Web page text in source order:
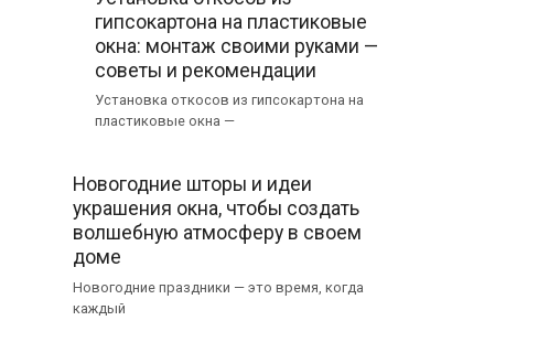
гипсокартона на пластиковые
окна: монтаж своими руками —
советы и рекомендации
Установка откосов из гипсокартона на
пластиковые окна —
Новогодние шторы и идеи
украшения окна, чтобы создать
волшебную атмосферу в своем
доме
Новогодние праздники — это время, когда
каждый